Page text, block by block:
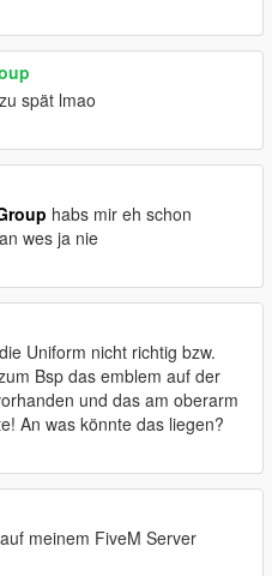
spät lmao
habs mir eh schon
wes ja nie
Uniform nicht richtig bzw.
Bsp das emblem auf der
und das am oberarm
An was könnte das liegen?
meinem FiveM Server